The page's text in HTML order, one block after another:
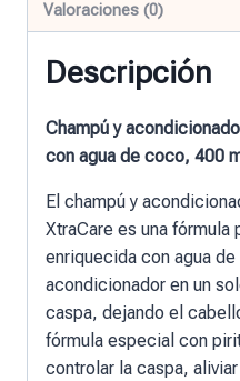
Valoraciones (0)
Descripción
Champú y
con agua de coco, 400
El champú y
XtraCare es una fórmula
enriquecida con agua
acondicionador en un
caspa, dejando el
fórmula especial con
controlar la caspa,